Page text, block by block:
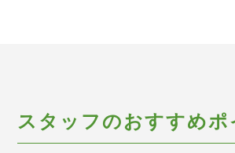
スタッフのおすすめポ